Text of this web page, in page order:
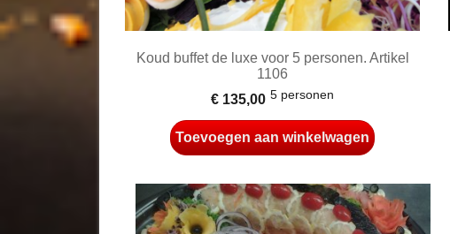
Koud buffet de luxe voor 5 personen. Artikel
1106
€ 135,00 5 personen
Toevoegen aan winkelwagen